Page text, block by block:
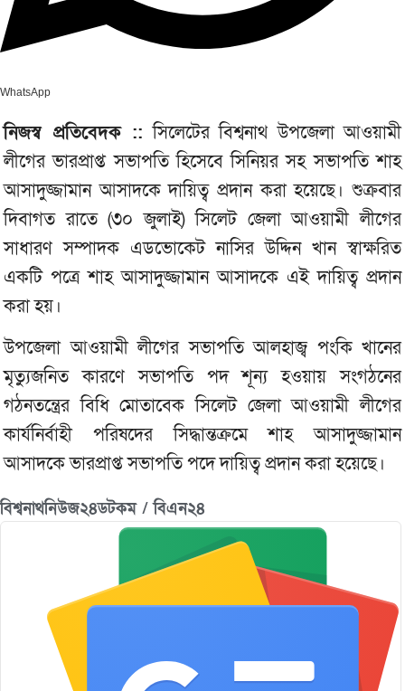
WhatsApp
নিজস্ব প্রতিবেদক :: সিলেটের বিশ্বনাথ উপজেলা আওয়ামী
লীগের ভারপ্রাপ্ত সভাপতি হিসেবে সিনিয়র সহ সভাপতি শাহ
আসাদুজ্জামান আসাদকে দায়িত্ব প্রদান করা হয়েছে। শুক্রবার
দিবাগত রাতে (৩০ জুলাই) সিলেট জেলা আওয়ামী লীগের
সাধারণ সম্পাদক এডভোকেট নাসির উদ্দিন খান স্বাক্ষরিত
একটি পত্রে শাহ আসাদুজ্জামান আসাদকে এই দায়িত্ব প্রদান
করা হয়।
উপজেলা আওয়ামী লীগের সভাপতি আলহাজ্ব পংকি খানের
মৃত্যুজনিত কারণে সভাপতি পদ শূন্য হওয়ায় সংগঠনের
গঠনতন্ত্রের বিধি মোতাবেক সিলেট জেলা আওয়ামী লীগের
কার্যনির্বাহী পরিষদের সিদ্ধান্তক্রমে শাহ আসাদুজ্জামান
আসাদকে ভারপ্রাপ্ত সভাপতি পদে দায়িত্ব প্রদান করা হয়েছে।
বিশ্বনাথনিউজ২৪ডটকম / বিএন২৪